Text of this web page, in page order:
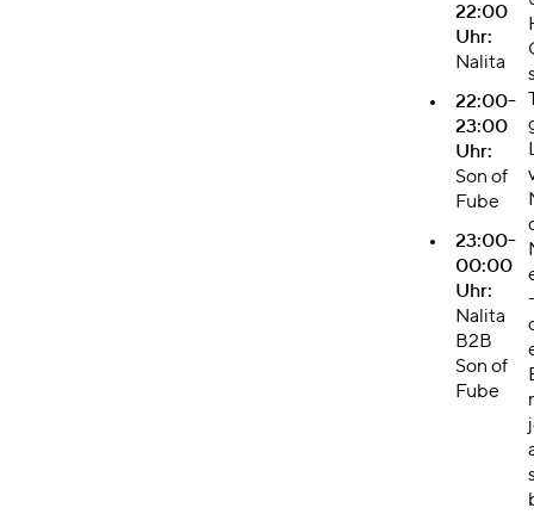
22:00
Uhr:
Nalita
22:00-
23:00
Uhr:
Son of
Fube
23:00-
00:00
Uhr:
Nalita
B2B
Son of
Fube